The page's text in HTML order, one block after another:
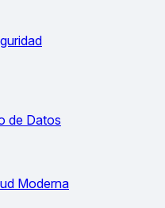
de Datos
Moderna